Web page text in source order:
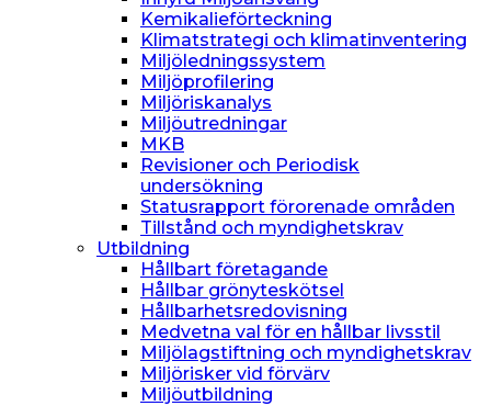
Kemikalieförteckning
Klimatstrategi och klimatinventering
Miljöledningssystem
Miljöprofilering
Miljöriskanalys
Miljöutredningar
MKB
Revisioner och Periodisk
undersökning
Statusrapport förorenade områden
Tillstånd och myndighetskrav
Utbildning
Hållbart företagande
Hållbar grönyteskötsel
Hållbarhetsredovisning
Medvetna val för en hållbar livsstil
Miljölagstiftning och myndighetskrav
Miljörisker vid förvärv
Miljöutbildning